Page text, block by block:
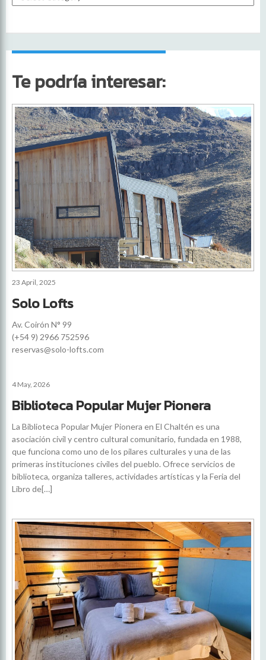
Te podría interesar:
23 April, 2025
Solo Lofts
Av. Coirón N° 99
(+54 9) 2966 752596
reservas@solo-lofts.com
4 May, 2026
Biblioteca Popular Mujer Pionera
La Biblioteca Popular Mujer Pionera en El Chaltén es una
asociación civil y centro cultural comunitario, fundada en 1988,
que funciona como uno de los pilares culturales y una de las
primeras instituciones civiles del pueblo. Ofrece servicios de
biblioteca, organiza talleres, actividades artísticas y la Feria del
Libro de[…]